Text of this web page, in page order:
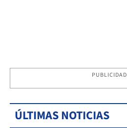
PUBLICIDAD
ÚLTIMAS NOTICIAS